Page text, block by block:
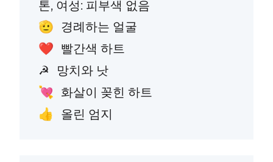
톤, 여성: 피부색 없음
🫡 경례하는 얼굴
❤️ 빨간색 하트
☭ 망치와 낫
💘 화살이 꽂힌 하트
👍 올린 엄지